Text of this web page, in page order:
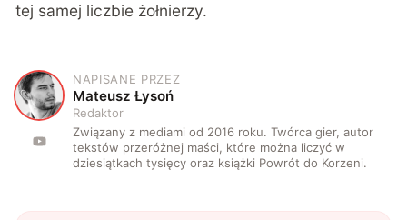
tej samej liczbie żołnierzy.
M
NAPISANE PRZEZ
Mateusz Łysoń
Redaktor
Związany z mediami od 2016 roku. Twórca gier, autor
tekstów przeróżnej maści, które można liczyć w
dziesiątkach tysięcy oraz książki Powrót do Korzeni.